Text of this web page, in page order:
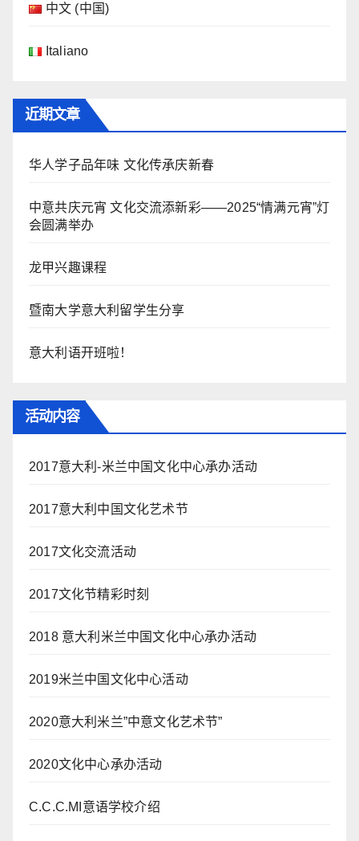
中文 (中国)
Italiano
近期文章
华人学子品年味 文化传承庆新春
中意共庆元宵 文化交流添新彩——2025“情满元宵”灯
会圆满举办
龙甲兴趣课程
暨南大学意大利留学生分享
意大利语开班啦！
活动内容
2017意大利-米兰中国文化中心承办活动
2017意大利中国文化艺术节
2017文化交流活动
2017文化节精彩时刻
2018 意大利米兰中国文化中心承办活动
2019米兰中国文化中心活动
2020意大利米兰”中意文化艺术节”
2020文化中心承办活动
C.C.C.MI意语学校介绍